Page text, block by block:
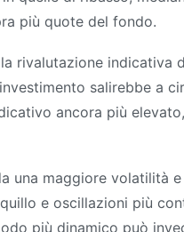
più quote del fondo.
rivalutazione indicativa
salirebbe a
ancora più
una maggiore volatilità
e oscillazioni più
più dinamico può